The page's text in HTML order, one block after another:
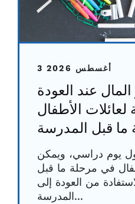
3 أغسطس 2026
المال عند العودة
الأطفال
قبل المدرسة
يوم دراسي، ويمكن
في مرحلة ما قبل
من العودة إلى
المدرسة...